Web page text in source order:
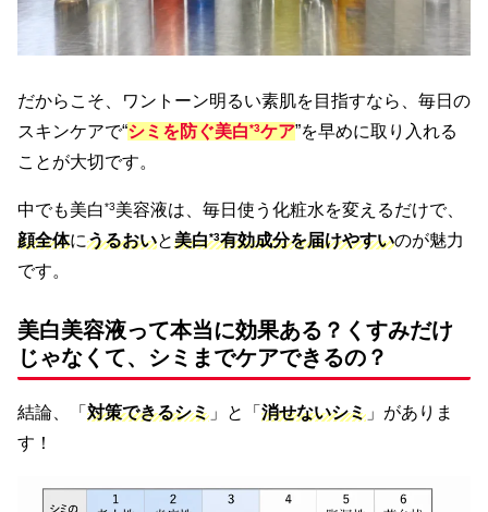
だからこそ、ワントーン明るい素肌を目指すなら、毎日の
スキンケアで“シミを防ぐ美白*3ケア”を早めに取り入れる
ことが大切です。
中でも美白*3美容液は、毎日使う化粧水を変えるだけで、
顔全体にうるおいと美白*3有効成分を届けやすいのが魅力
です。
美白美容液って本当に効果ある？くすみだけ
じゃなくて、シミまでケアできるの？
結論、「 対策できるシミ 」と「 消せないシミ 」がありま
す！